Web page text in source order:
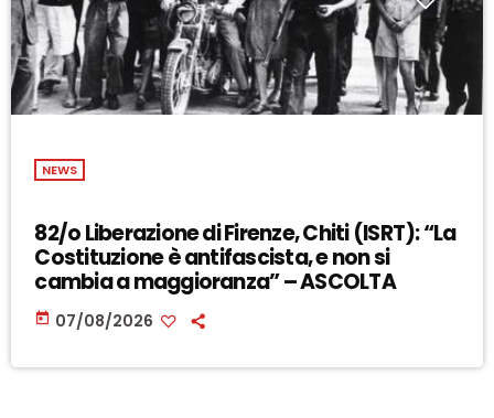
NEWS
82/o Liberazione di Firenze, Chiti (ISRT): “La
Costituzione è antifascista, e non si
cambia a maggioranza” – ASCOLTA
today 07/08/2026